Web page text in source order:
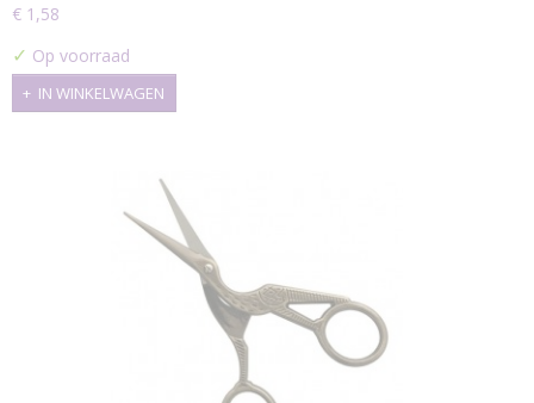
€ 1,58
✓ Op voorraad
IN WINKELWAGEN